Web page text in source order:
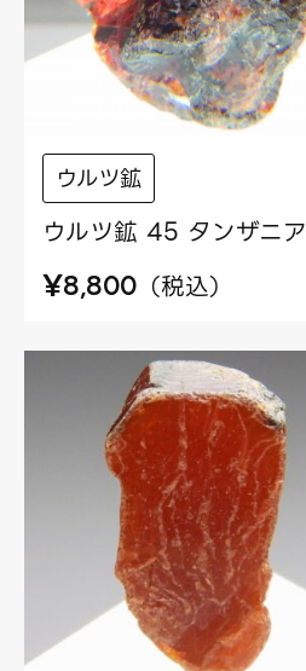
ウルツ鉱
ウルツ鉱 45 タンザニア
¥8,800 （税込）